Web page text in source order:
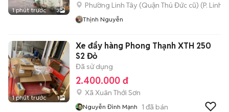
1 phút trước 3
Phường Linh Tây (Quận Thủ Đức cũ) (P. Linh
Thịnh Nguyễn
1 phút trước 1
Xe đẩy hàng Phong Thạnh XTH 250
S2 Đỏ
Đã sử dụng
2.400.000 đ
Xã Xuân Thới Sơn
Nguyễn Đình Mạnh 1 đã bán